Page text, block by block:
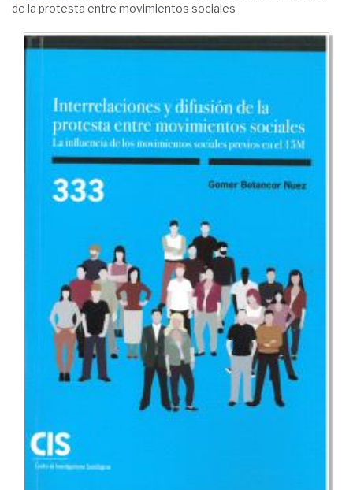
de la protesta entre movimientos sociales